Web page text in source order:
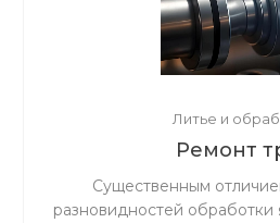
Литье и
Ремонт
Существенным
разновидностей